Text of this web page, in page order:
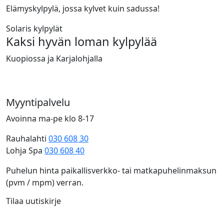
Elämyskylpylä, jossa kylvet kuin sadussa!
Solaris kylpylät
Kaksi hyvän loman kylpylää
Kuopiossa ja Karjalohjalla
Myyntipalvelu
Avoinna ma-pe klo 8-17
Rauhalahti 030 608 30
Lohja Spa 030 608 40
Puhelun hinta paikallisverkko- tai matkapuhelinmaksun
(pvm / mpm) verran.
Tilaa uutiskirje